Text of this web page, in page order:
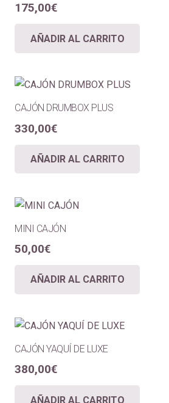
175,00€
AÑADIR AL CARRITO
CAJÓN DRUMBOX PLUS
330,00€
AÑADIR AL CARRITO
MINI CAJÓN
50,00€
AÑADIR AL CARRITO
CAJÓN YAQUÍ DE LUXE
380,00€
AÑADIR AL CARRITO